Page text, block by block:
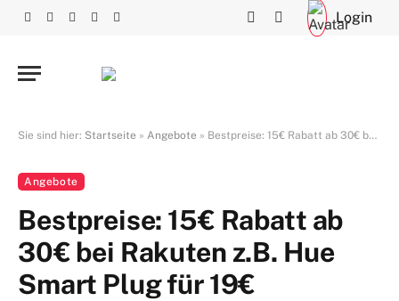
Facebook
X
RSSInstagram
YouTube Login
Sie sind hier: Startseite » Angebote » Bestpreise: 15€ Rabatt ab 30€ bei Rakuten z.B. Hue Smart Plug für 19€
Angebote
Bestpreise: 15€ Rabatt ab
30€ bei Rakuten z.B. Hue
Smart Plug für 19€